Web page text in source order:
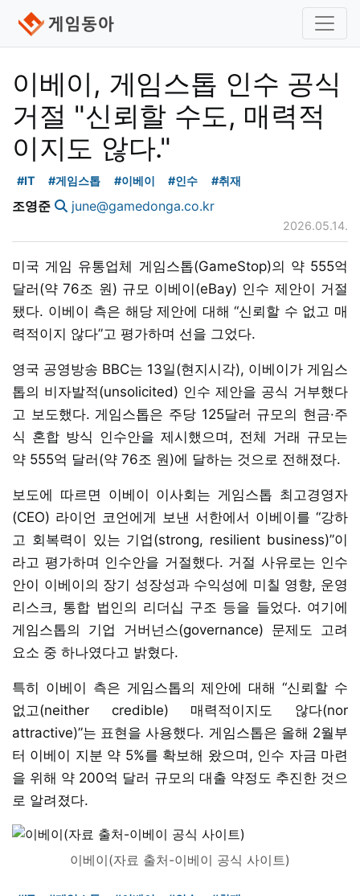
이베이, 게임스톱 인수 공식
거절 "신뢰할 수도, 매력적
이지도 않다."
#IT #게임스톱 #이베이 #인수 #취재
조영준 june@gamedonga.co.kr
2026.05.14.
미국 게임 유통업체 게임스톱(GameStop)의 약 555억
달러(약 76조 원) 규모 이베이(eBay) 인수 제안이 거절
됐다. 이베이 측은 해당 제안에 대해 “신뢰할 수 없고 매
력적이지 않다”고 평가하며 선을 그었다.
영국 공영방송 BBC는 13일(현지시각), 이베이가 게임스
톱의 비자발적(unsolicited) 인수 제안을 공식 거부했다
고 보도했다. 게임스톱은 주당 125달러 규모의 현금·주
식 혼합 방식 인수안을 제시했으며, 전체 거래 규모는
약 555억 달러(약 76조 원)에 달하는 것으로 전해졌다.
보도에 따르면 이베이 이사회는 게임스톱 최고경영자
(CEO) 라이언 코언에게 보낸 서한에서 이베이를 “강하
고 회복력이 있는 기업(strong, resilient business)”이
라고 평가하며 인수안을 거절했다. 거절 사유로는 인수
안이 이베이의 장기 성장성과 수익성에 미칠 영향, 운영
리스크, 통합 법인의 리더십 구조 등을 들었다. 여기에
게임스톱의 기업 거버넌스(governance) 문제도 고려
요소 중 하나였다고 밝혔다.
특히 이베이 측은 게임스톱의 제안에 대해 “신뢰할 수
없고(neither credible) 매력적이지도 않다(nor
attractive)”는 표현을 사용했다. 게임스톱은 올해 2월부
터 이베이 지분 약 5%를 확보해 왔으며, 인수 자금 마련
을 위해 약 200억 달러 규모의 대출 약정도 추진한 것으
로 알려졌다.
이베이(자료 출처-이베이 공식 사이트)